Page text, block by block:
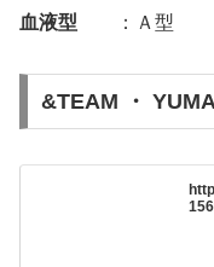
血液型 ：Ａ型
&TEAM ・ YUMA